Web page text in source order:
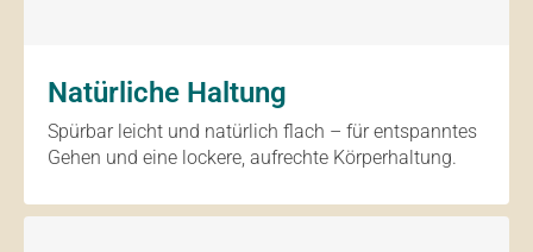
Natürliche Haltung
Spürbar leicht und natürlich flach – für entspanntes
Gehen und eine lockere, aufrechte Körperhaltung.